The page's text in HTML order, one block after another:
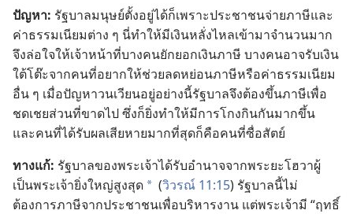
ปัญหา: รัฐบาลมนุษย์ตั้งอยู่ได้ก็เพราะประชาชนจ่ายภาษีและ
ค่าธรรมเนียมต่าง ๆ นี่ทำให้มีเงินหลั่งไหลเข้ามาจำนวนมาก
จึงล่อใจให้เจ้าหน้าที่บางคนยักยอกเงินภาษี บางคนอาจรับเงิน
ใต้โต๊ะจากคนที่อยากให้ช่วยลดหย่อนภาษีหรือค่าธรรมเนียม
อื่น ๆ เมื่อปัญหาวนเวียนอยู่อย่างนี้รัฐบาลจึงต้องขึ้นภาษีเพื่อ
ชดเชยส่วนที่ขาดไป ซึ่งก็ยิ่งทำให้มีการโกงกินกันมากขึ้น
และคนที่ได้รับผลเสียหายมากที่สุดก็คือคนที่ซื่อสัตย์
ทางแก้: รัฐบาลของพระเจ้าได้รับอำนาจจากพระยะโฮวาผู้
เป็นพระเจ้ายิ่งใหญ่สูงสุด * (วิวรณ์ 11:15) รัฐบาลนี้ไม่
ต้องการภาษีจากประชาชนเพื่อบริหารงาน แต่พระเจ้ามี “ฤทธิ์